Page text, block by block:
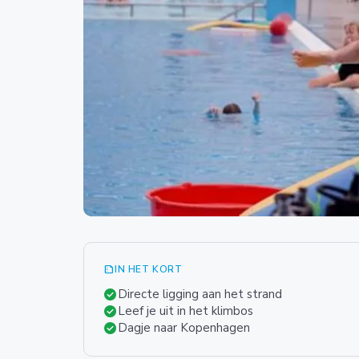
summarizeIN HET KORT
check_circleDirecte ligging aan het strand
check_circleLeef je uit in het klimbos
check_circleDagje naar Kopenhagen